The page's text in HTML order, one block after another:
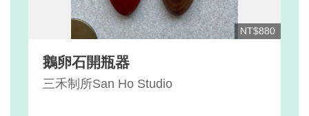
NT$880
鵝卵石開瓶器
三禾制所San Ho Studio